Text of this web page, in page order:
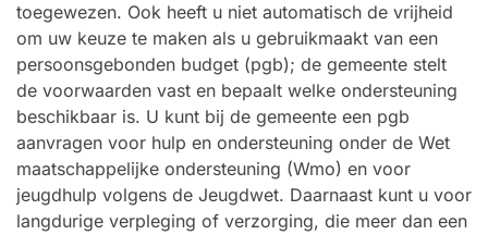
toegewezen. Ook heeft u niet automatisch de vrijheid
om uw keuze te maken als u gebruikmaakt van een
persoonsgebonden budget (pgb); de gemeente stelt
de voorwaarden vast en bepaalt welke ondersteuning
beschikbaar is. U kunt bij de gemeente een pgb
aanvragen voor hulp en ondersteuning onder de Wet
maatschappelijke ondersteuning (Wmo) en voor
jeugdhulp volgens de Jeugdwet. Daarnaast kunt u voor
langdurige verpleging of verzorging, die meer dan een